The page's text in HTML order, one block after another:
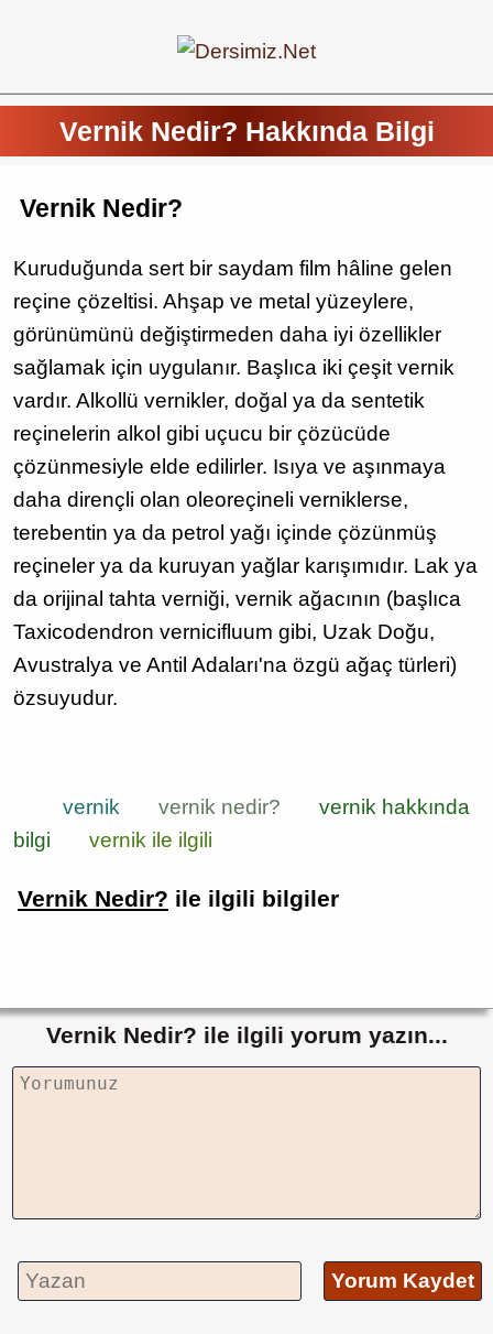
Vernik Nedir? Hakkında Bilgi
Vernik Nedir?
Kuruduğunda sert bir saydam film hâline gelen
reçine çözeltisi. Ahşap ve metal yüzeylere,
görünümünü değiştirmeden daha iyi özellikler
sağlamak için uygulanır. Başlıca iki çeşit vernik
vardır. Alkollü vernikler, doğal ya da sentetik
reçinelerin alkol gibi uçucu bir çözücüde
çözünmesiyle elde edilirler. Isıya ve aşınmaya
daha dirençli olan oleoreçineli verniklerse,
terebentin ya da petrol yağı içinde çözünmüş
reçineler ya da kuruyan yağlar karışımıdır. Lak ya
da orijinal tahta verniği, vernik ağacının (başlıca
Taxicodendron vernicifluum gibi, Uzak Doğu,
Avustralya ve Antil Adaları'na özgü ağaç türleri)
özsuyudur.
vernik vernik nedir?
vernik hakkında
bilgi
vernik ile ilgili
Vernik Nedir? ile ilgili bilgiler
Vernik Nedir? ile ilgili yorum yazın...
Yorum Kaydet